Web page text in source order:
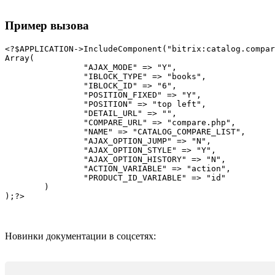
Пример вызова
<?$APPLICATION-
Array(
Новинки документации в соцсетях: